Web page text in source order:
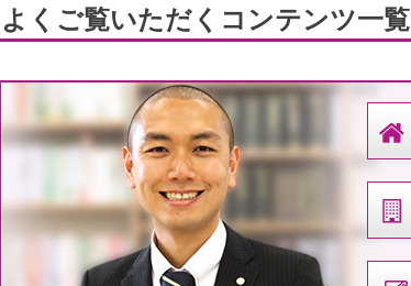
よくご覧いただくコンテンツ一覧